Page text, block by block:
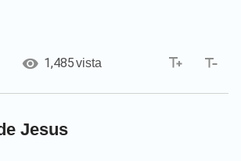
1,485vista
Jesus